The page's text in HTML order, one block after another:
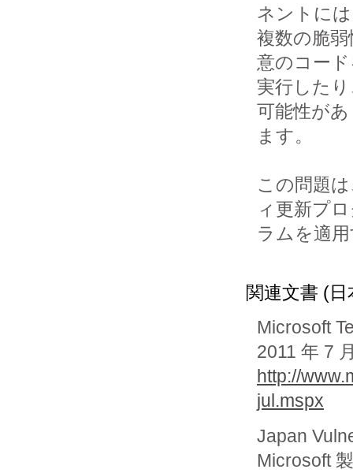
ネントには
複数の脆
意のコー
実行した
可能性が
ます。
この問題
ィ更新プ
ラムを適
関連文書 (日
Microsoft
2011 年 7
http://
jul.mspx
Japan
Microsoft